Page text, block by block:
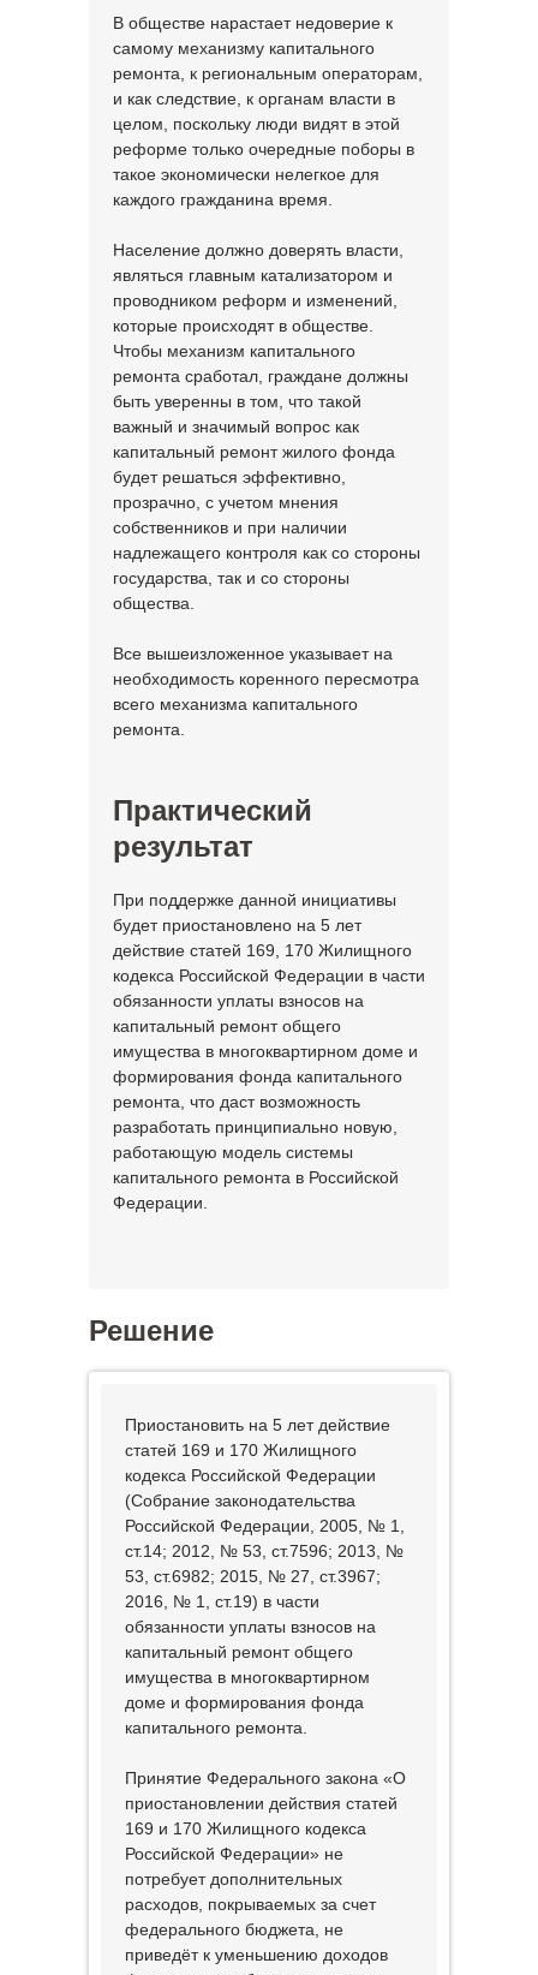
В обществе нарастает недоверие к
самому механизму капитального
ремонта, к региональным операторам,
и как следствие, к органам власти в
целом, поскольку люди видят в этой
реформе только очередные поборы в
такое экономически нелегкое для
каждого гражданина время.
Население должно доверять власти,
являться главным катализатором и
проводником реформ и изменений,
которые происходят в обществе.
Чтобы механизм капитального
ремонта сработал, граждане должны
быть уверенны в том, что такой
важный и значимый вопрос как
капитальный ремонт жилого фонда
будет решаться эффективно,
прозрачно, с учетом мнения
собственников и при наличии
надлежащего контроля как со стороны
государства, так и со стороны
общества.
Все вышеизложенное указывает на
необходимость коренного пересмотра
всего механизма капитального
ремонта.
Практический
результат
При поддержке данной инициативы
будет приостановлено на 5 лет
действие статей 169, 170 Жилищного
кодекса Российской Федерации в части
обязанности уплаты взносов на
капитальный ремонт общего
имущества в многоквартирном доме и
формирования фонда капитального
ремонта, что даст возможность
разработать принципиально новую,
работающую модель системы
капитального ремонта в Российской
Федерации.
Решение
Приостановить на 5 лет действие
статей 169 и 170 Жилищного
кодекса Российской Федерации
(Собрание законодательства
Российской Федерации, 2005, № 1,
ст.14; 2012, № 53, ст.7596; 2013, №
53, ст.6982; 2015, № 27, ст.3967;
2016, № 1, ст.19) в части
обязанности уплаты взносов на
капитальный ремонт общего
имущества в многоквартирном
доме и формирования фонда
капитального ремонта.
Принятие Федерального закона «О
приостановлении действия статей
169 и 170 Жилищного кодекса
Российской Федерации» не
потребует дополнительных
расходов, покрываемых за счет
федерального бюджета, не
приведёт к уменьшению доходов